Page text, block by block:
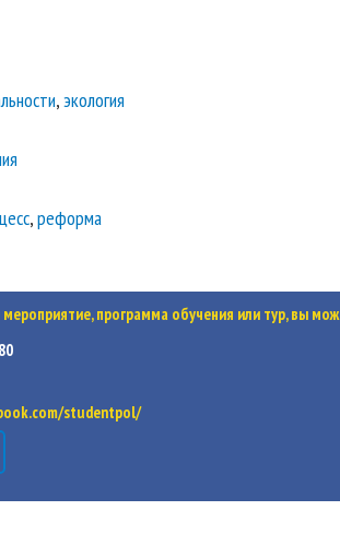
,экология
,реформа
программа обучения или тур, вы
studentpol/